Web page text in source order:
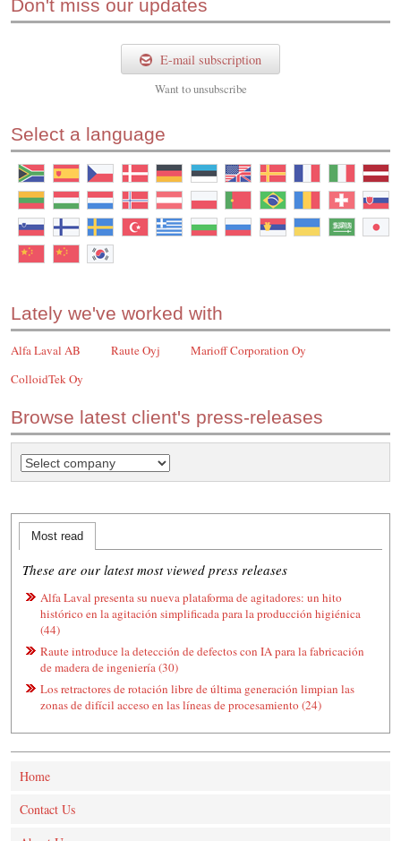
Don't miss our updates
E-mail subscription
Want tounsubscribe
Select a language
Lately we've worked with
Alfa Laval AB Raute Oyj
Marioff Corporation Oy
ColloidTek Oy
Browse latest client's press-releases
Most read
These are our latest most viewed press releases
Alfa Laval presenta su nueva plataforma de agitadores: un hito
histórico en la agitación simplificada para la producción higiénica
(44)
Raute introduce la detección de defectos con IA para la fabricación
de madera de ingeniería (30)
Los retractores de rotación libre de última generación limpian las
zonas de difícil acceso en las líneas de procesamiento (24)
Home
Contact Us